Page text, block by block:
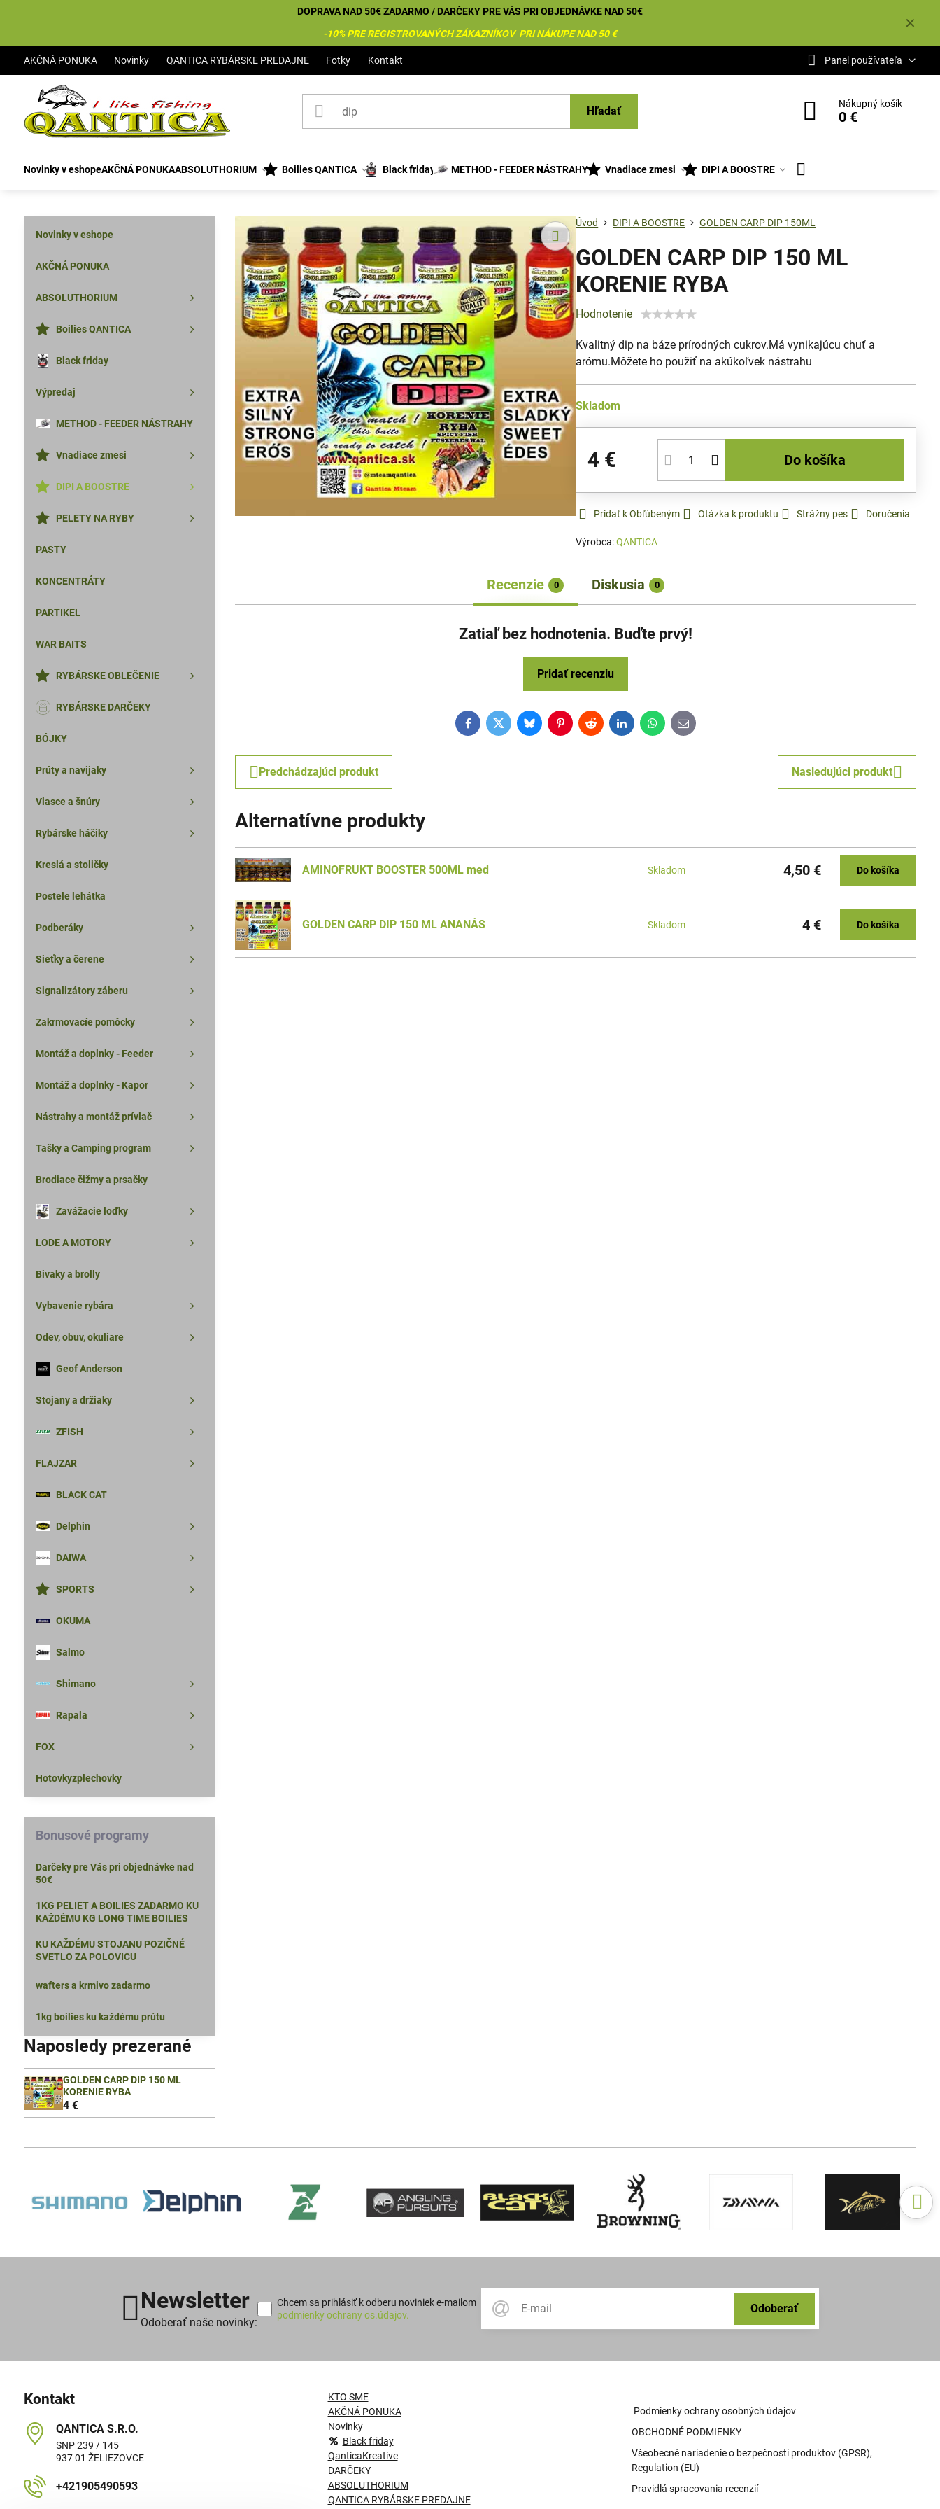
✕
DOPRAVA NAD 50€ ZADARMO / DARČEKY PRE VÁS PRI OBJEDNÁVKE NAD 50€
-10% PRE REGISTROVANÝCH ZÁKAZNÍKOV PRI NÁKUPE NAD 50 €
AKČNÁ PONUKA Novinky QANTICA RYBÁRSKE PREDAJNE Fotky Kontakt Panel používateľa
Hľadať
Nákupný košík
0 €
Novinky v eshopeAKČNÁ PONUKAABSOLUTHORIUM Boilies QANTICA Black friday METHOD - FEEDER NÁSTRAHY Vnadiace zmesi DIPI A BOOSTRE
Úvod DIPI A BOOSTRE GOLDEN CARP DIP 150ML
GOLDEN CARP DIP 150 ML
KORENIE RYBA
Hodnotenie
Kvalitný dip na báze prírodných cukrov.Má vynikajúcu chuť a
arómu.Môžete ho použiť na akúkoľvek nástrahu
Skladom
4 € Do košíka
Pridať k Obľúbeným Otázka k produktu Strážny pes Doručenia
Výrobca:QANTICA
Recenzie 0 Diskusia 0
Zatiaľ bez hodnotenia. Buďte prvý!
Pridať recenziu
FacebookTwitterBlueskyPinterestRedditLinkedInWhatsApp
E-
mail
Predchádzajúci produkt Nasledujúci produkt
Alternatívne produkty
AMINOFRUKT BOOSTER 500ML med Skladom 4,50 € Do košíka
GOLDEN CARP DIP 150 ML ANANÁS Skladom 4 € Do košíka
Novinky v eshope
AKČNÁ PONUKA
ABSOLUTHORIUM
Boilies QANTICA
Black friday
Výpredaj
METHOD - FEEDER NÁSTRAHY
Vnadiace zmesi
DIPI A BOOSTRE
PELETY NA RYBY
PASTY
KONCENTRÁTY
PARTIKEL
WAR BAITS
RYBÁRSKE OBLEČENIE
RYBÁRSKE DARČEKY
BÓJKY
Prúty a navijaky
Vlasce a šnúry
Rybárske háčiky
Kreslá a stoličky
Postele lehátka
Podberáky
Sieťky a čerene
Signalizátory záberu
Zakrmovacíe pomôcky
Montáž a doplnky - Feeder
Montáž a doplnky - Kapor
Nástrahy a montáž prívlač
Tašky a Camping program
Brodiace čižmy a prsačky
Zavážacie loďky
LODE A MOTORY
Bivaky a brolly
Vybavenie rybára
Odev, obuv, okuliare
Geof Anderson
Stojany a držiaky
ZFISH
FLAJZAR
BLACK CAT
Delphin
DAIWA
SPORTS
OKUMA
Salmo
Shimano
Rapala
FOX
Hotovkyzplechovky
Bonusové programy
Darčeky pre Vás pri objednávke nad
50€
1KG PELIET A BOILIES ZADARMO KU
KAŽDÉMU KG LONG TIME BOILIES
KU KAŽDÉMU STOJANU POZIČNÉ
SVETLO ZA POLOVICU
wafters a krmivo zadarmo
1kg boilies ku každému prútu
Naposledy prezerané
GOLDEN CARP DIP 150 ML
KORENIE RYBA
4 €
Newsletter
Odoberať naše novinky:
Odoberať
Chcem sa prihlásiť k odberu noviniek e-mailom
podmienky ochrany os.údajov.
Kontakt
QANTICA S​.R​.O​.
SNP 239 / 145
937 01 ŽELIEZOVCE
+421905490593
KTO SME
AKČNÁ PONUKA
Novinky
Black friday
QanticaKreative
DARČEKY
ABSOLUTHORIUM
QANTICA RYBÁRSKE PREDAJNE
Podmienky ochrany osobných údajov
OBCHODNÉ PODMIENKY
Všeobecné nariadenie o bezpečnosti produktov (GPSR),
Regulation (EU)
Pravidlá spracovania recenzií